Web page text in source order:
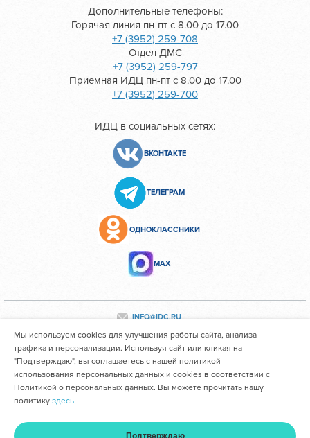
Дополнительные телефоны:
Горячая линия пн-пт с 8.00 до 17.00
+7 (3952) 259-708
Отдел ДМС
+7 (3952) 259-797
Приемная ИДЦ пн-пт с 8.00 до 17.00
+7 (3952) 259-700
ИДЦ в социальных сетях:
ВКОНТАКТЕ
ТЕЛЕГРАМ
ОДНОКЛАССНИКИ
МАХ
INFO@IDC.RU
Все персональные данные сотрудников размещены с их
согласия
Областное государственное автономное учреждение
здравоохранения "Иркутский областной клинический
Мы используем cookies для улучшения работы сайта, анализа
трафика и персонализации. Используя сайт или кликая на
"Подтверждаю", вы соглашаетесь с нашей политикой
использования персональных данных и cookies в соответствии с
Политикой о персональных данных. Вы можете прочитать нашу
политику здесь
Подтверждаю